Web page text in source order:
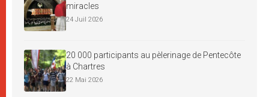
miracles
24 Juil 2026
20 000 participants au pèlerinage de Pentecôte
à Chartres
22 Mai 2026